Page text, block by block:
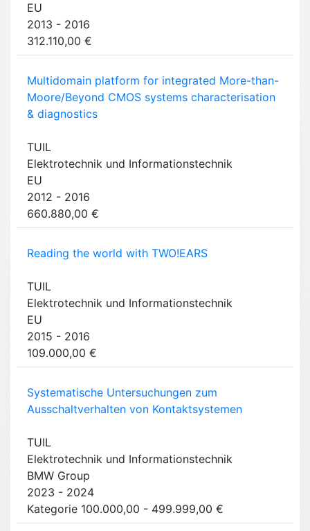
EU
2013 - 2016
312.110,00 €
Multidomain platform for integrated More-than-
Moore/Beyond CMOS systems characterisation
& diagnostics
TUIL
Elektrotechnik und Informationstechnik
EU
2012 - 2016
660.880,00 €
Reading the world with TWO!EARS
TUIL
Elektrotechnik und Informationstechnik
EU
2015 - 2016
109.000,00 €
Systematische Untersuchungen zum
Ausschaltverhalten von Kontaktsystemen
TUIL
Elektrotechnik und Informationstechnik
BMW Group
2023 - 2024
Kategorie 100.000,00 - 499.999,00 €